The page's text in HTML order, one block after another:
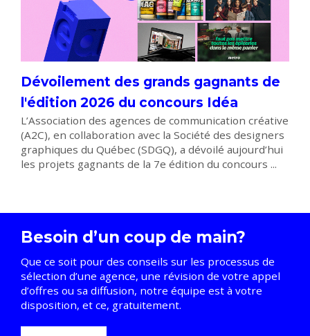
Dévoilement des grands gagnants de
l'édition 2026 du concours Idéa
L’Association des agences de communication créative
(A2C), en collaboration avec la Société des designers
graphiques du Québec (SDGQ), a dévoilé aujourd’hui
les projets gagnants de la 7e édition du concours ...
Besoin d’un coup de main?
Que ce soit pour des conseils sur les processus de
sélection d’une agence, une révision de votre appel
d’offres ou sa diffusion, notre équipe est à votre
disposition, et ce, gratuitement.